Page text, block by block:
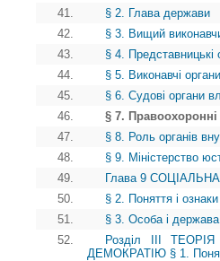
41.
§ 2. Глава держави
42.
§ 3. Вищий
43.
§ 4. Представницькі
44.
§ 5. Виконавчі
45.
§ 6. Судові органи
46.
§ 7. Правоохоронні
47.
§ 8. Роль органів
48.
§ 9. Міністерство
49.
Глава 9 СОЦІАЛЬНА
50.
§ 2. Поняття і
51.
§ 3. Особа і держава
52.
Розділ III
ДЕМОКРАТІЮ § 1.